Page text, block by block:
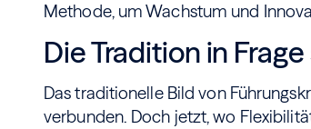
Methode, um Wachstum und
Die Tradition in
Das traditionelle Bild von
verbunden. Doch jetzt, wo